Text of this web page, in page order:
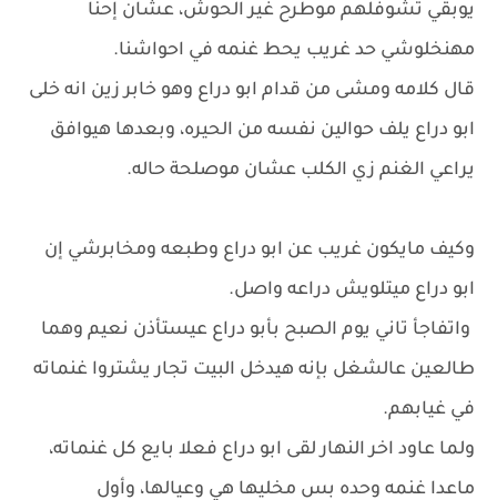
يوبقي تشوفلهم موطرح غير الحوش، عشان إحنا
مهنخلوشي حد غريب يحط غنمه في احواشنا.
قال كلامه ومشى من قدام ابو دراع وهو خابر زين انه خلى
ابو دراع يلف حوالين نفسه من الحيره، وبعدها هيوافق
يراعي الغنم زي الكلب عشان موصلحة حاله.
وكيف مايكون غريب عن ابو دراع وطبعه ومخابرشي إن
ابو دراع ميتلويش دراعه واصل.
واتفاجأ تاني يوم الصبح بأبو دراع عيستأذن نعيم وهما
طالعين عالشغل بإنه هيدخل البيت تجار يشتروا غنماته
في غيابهم.
ولما عاود اخر النهار لقى ابو دراع فعلا بايع كل غنماته،
ماعدا غنمه وحده بس مخليها هي وعيالها، وأول